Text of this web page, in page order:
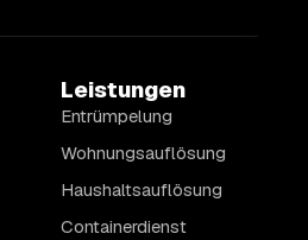
Leistungen
Entrümpelung
Wohnungsauflösung
Haushaltsauflösung
Containerdienst